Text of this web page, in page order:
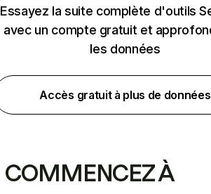
Essayez la suite complète d'outils
avec un compte gratuit et
les données
Accès gratuit à plus de données
COMMENCEZ À